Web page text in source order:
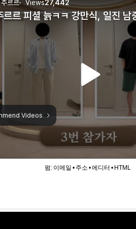
펌: 이메일 • 주소 •에디터 • HTML